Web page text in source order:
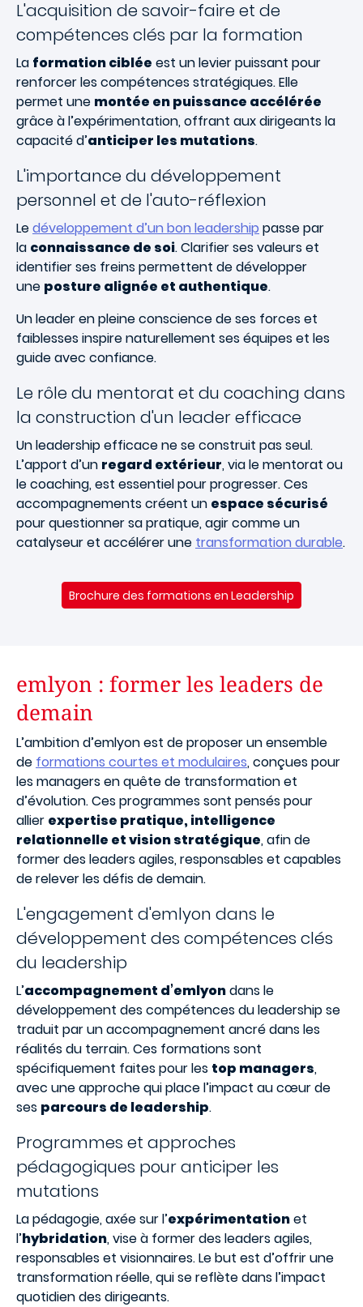
L'acquisition de savoir-faire et de
compétences clés par la formation
La formation ciblée est un levier puissant pour
renforcer les compétences stratégiques. Elle
permet une montée en puissance accélérée
grâce à l’expérimentation, offrant aux dirigeants la
capacité d’anticiper les mutations.
L'importance du développement
personnel et de l'auto-réflexion
Ledéveloppement d’un bon leadership passe par
la connaissance de soi. Clarifier ses valeurs et
identifier ses freins permettent de développer
une posture alignée et authentique.
Un leader en pleine conscience de ses forces et
faiblesses inspire naturellement ses équipes et les
guide avec confiance.
Le rôle du mentorat et du coaching dans
la construction d'un leader efficace
Un leadership efficace ne se construit pas seul.
L’apport d’un regard extérieur, via le mentorat ou
le coaching, est essentiel pour progresser. Ces
accompagnements créent un espace sécurisé
pour questionner sa pratique, agir comme un
catalyseur et accélérer une transformation durable.
Brochure des formations en Leadership
emlyon : former les leaders de
demain
L’ambition d’emlyon est de proposer un ensemble
de formations courtes et modulaires, conçues pour
les managers en quête de transformation et
d’évolution. Ces programmes sont pensés pour
allier expertise pratique, intelligence
relationnelle et vision stratégique, afin de
former des leaders agiles, responsables et capables
de relever les défis de demain.
L'engagement d'emlyon dans le
développement des compétences clés
du leadership
L’accompagnement d’emlyondans le
développement des compétences du leadership se
traduit par un accompagnement ancré dans les
réalités du terrain. Ces formations sont
spécifiquement faites pour les top managers,
avec une approche qui place l’impact au cœur de
ses parcours de leadership.
Programmes et approches
pédagogiques pour anticiper les
mutations
La pédagogie, axée sur l’expérimentationet
l’hybridation, vise à former des leaders agiles,
responsables et visionnaires. Le but est d’offrir une
transformation réelle, qui se reflète dans l’impact
quotidien des dirigeants.